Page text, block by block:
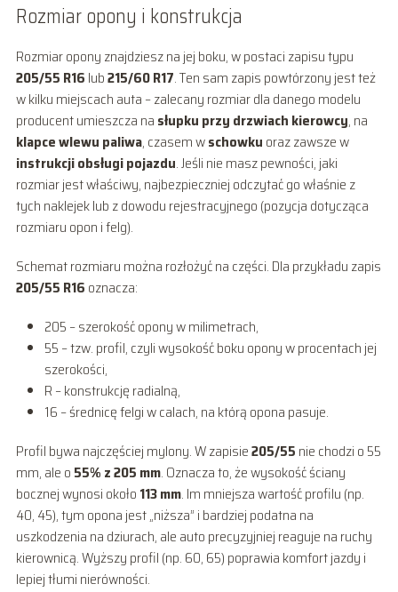
Rozmiar opony i konstrukcja
Rozmiar opony znajdziesz na jej boku, w postaci zapisu typu
205/55 R16 lub215/60 R17. Ten sam zapis powtórzony jest też
w kilku miejscach auta – zalecany rozmiar dla danego modelu
producent umieszcza na słupku przy drzwiach kierowcy, na
klapce wlewu paliwa, czasem wschowku oraz zawsze w
instrukcji obsługi pojazdu. Jeśli nie masz pewności, jaki
rozmiar jest właściwy, najbezpieczniej odczytać go właśnie z
tych naklejek lub z dowodu rejestracyjnego (pozycja dotycząca
rozmiaru opon i felg).
Schemat rozmiaru można rozłożyć na części. Dla przykładu zapis
205/55 R16 oznacza:
205 – szerokość opony w milimetrach,
55 – tzw. profil, czyli wysokość boku opony w procentach jej
szerokości,
R – konstrukcję radialną,
16 – średnicę felgi w calach, na którą opona pasuje.
Profil bywa najczęściej mylony. W zapisie205/55 nie chodzi o 55
mm, ale o 55% z 205 mm. Oznacza to, że wysokość ściany
bocznej wynosi około 113 mm. Im mniejsza wartość profilu (np.
40, 45), tym opona jest „niższa” i bardziej podatna na
uszkodzenia na dziurach, ale auto precyzyjniej reaguje na ruchy
kierownicą. Wyższy profil (np. 60, 65) poprawia komfort jazdy i
lepiej tłumi nierówności.